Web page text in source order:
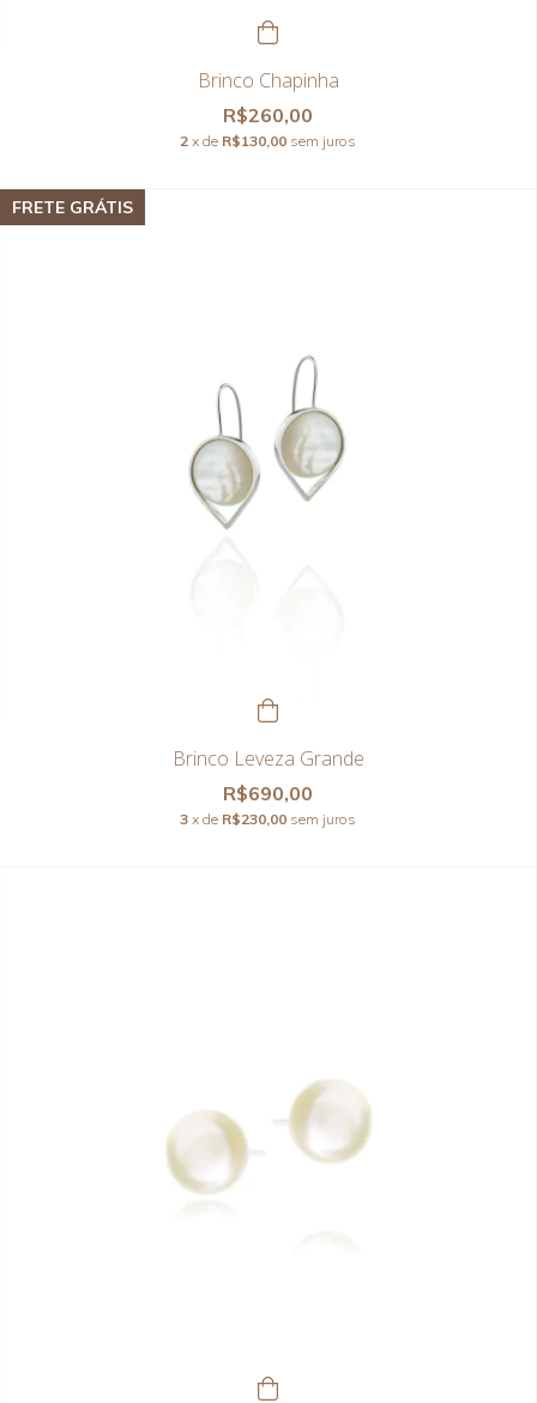
Brinco Chapinha
R$260,00
2 x de R$130,00 sem juros
FRETE GRÁTIS
Brinco Leveza Grande
R$690,00
3 x de R$230,00 sem juros